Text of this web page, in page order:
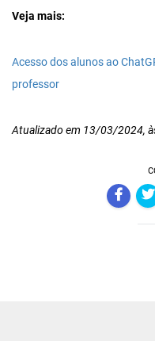
Veja mais:
Acesso dos alunos ao
professor
Atualizado em 13/03/2024,